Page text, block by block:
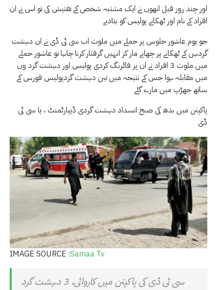
اور چند روز قبل انھوں نے ایک مشتبہ شخص کے تفتیش کی تو اس نے ان
افراد کے نام اور ٹھکانے پولیس کو بتادیے
جو یوم عاشور جلوس پر حملے میں ملوث اب سی ٹی ڈی نے ان دہشت
گردہں کے ٹھکانے پر چھاپے مار کر انہیں گرفتار کرنا چاہا تو عاشور حملے
میں ملوث 3 افراد نے ان پر فائرنگ کردی پولیس اور دہشت گرد وں
میں مقابلہ ہوا جس کے نتیجہ میں تین دہشت گردپولیس فورس کے
ساتھ جھڑپ میں مارے گئے
پاکپتن میں بدھ کی صبح انسداد دہشت گردی ڈیپارٹمنٹ ، یا سی ٹی
ڈی
IMAGE SOURCE :Samaa Tv
سی ٹی ڈی کی پاکپتن میں کاروائی، 3 دہشت گرد